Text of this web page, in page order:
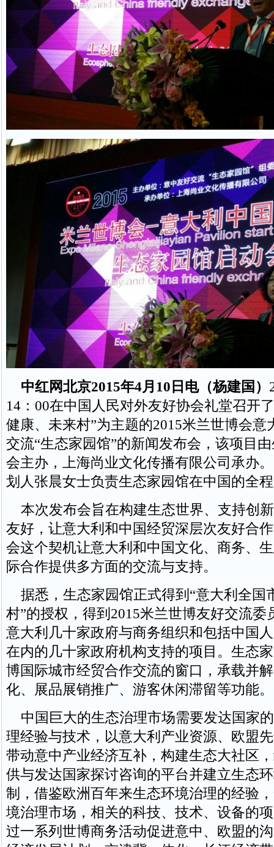
中红网北京2015年4月10日电（杨建国）
14：00在中国人民对外友好协会礼堂召开
健康、未来村”为主题的2015米兰世博会
交流“生态家园馆”的新闻发布会，该项目
会主办，上海尚业文化传播有限公司承办
划人张晨女士负责生态家园馆在中国的全
本次发布会旨在构建生态世界、支持创
友好，让意大利和中国经贸深层次友好合
会这个契机让意大利和中国文化、商务、
际合作提供多方面的交流与支持。
据悉，生态家园馆正式得到“意大利全国
村”的授权，得到2015米兰世博友好交流委
意大利几十家政府与商务组织和包括中国
在内的几十家政府机构支持的项目。生态
博国际城市经贸合作交流的窗口，承载并
化、展品展销推广、游客休闲滞留等功能。
中国巨大的生态治理市场需要发达国家
理经验与技术，以意大利产业资源、欧盟
带动意中产业经济互补，构建生态大社区
供与发达国家探讨咨询的平台并建立生态
制，借鉴欧洲百年来生态环境治理的经验
境治理市场，相关的科技、技术、设备的
过一系列世博商务活动促进意中、欧盟的